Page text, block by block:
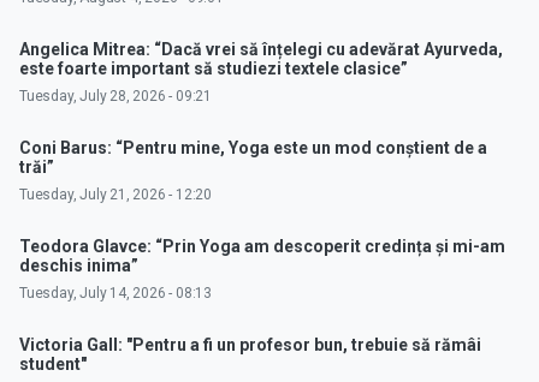
Angelica Mitrea: “Dacă vrei să înțelegi cu adevărat Ayurveda,
este foarte important să studiezi textele clasice”
Tuesday, July 28, 2026 - 09:21
Coni Barus: “Pentru mine, Yoga este un mod conștient de a
trăi”
Tuesday, July 21, 2026 - 12:20
Teodora Glavce: “Prin Yoga am descoperit credința și mi-am
deschis inima”
Tuesday, July 14, 2026 - 08:13
Victoria Gall: "Pentru a fi un profesor bun, trebuie să rămâi
student"